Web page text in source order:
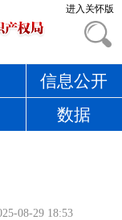
进入关怀版
信息公开
数据
08-29 18:53